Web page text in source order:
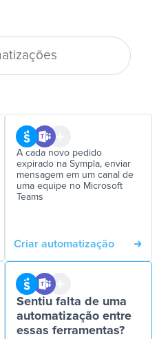
A cada novo pedido
expirado na Sympla, enviar
mensagem em um canal de
uma equipe no Microsoft
Teams
Criar automatização
Sentiu falta de uma
automatização entre
essas ferramentas?